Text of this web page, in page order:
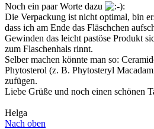
Noch ein paar Worte dazu
:
Die Verpackung ist nicht optimal, bin
dass ich am Ende das Fläschchen
Gewinden das leicht pastöse Produkt
zum Flaschenhals rinnt.
Selber machen könnte man so:
Phytosterol (z. B. Phytosteryl
zufügen.
Liebe Grüße und noch einen schönen
Helga
Nach oben